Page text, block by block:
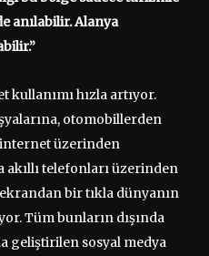
anılabilir. Alanya
kullanımı hızla artıyor.
otomobillerden
üzerinden
akıllı telefonları üzerinden
bir tıkla dünyanın
Tüm bunların dışında
geliştirilen sosyal medya